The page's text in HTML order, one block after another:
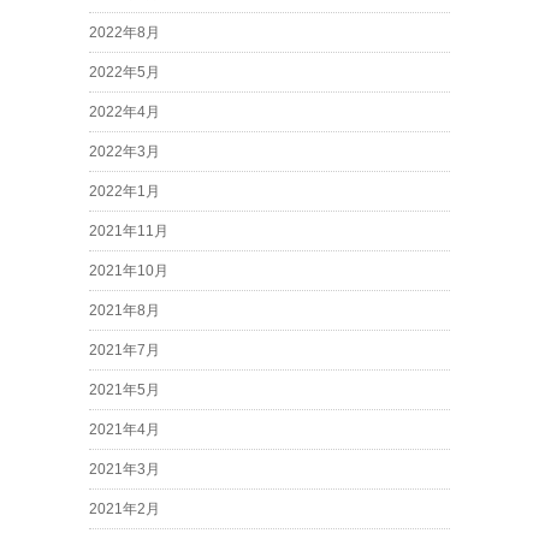
2022年8月
2022年5月
2022年4月
2022年3月
2022年1月
2021年11月
2021年10月
2021年8月
2021年7月
2021年5月
2021年4月
2021年3月
2021年2月